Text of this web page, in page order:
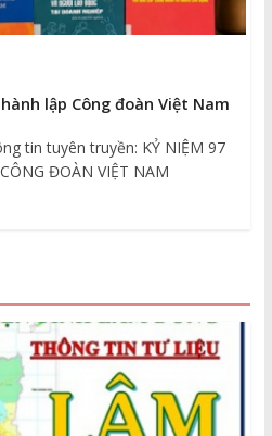
lập Công đoàn Việt Nam
tin tuyên truyền: KỶ NIỆM 97
ĐOÀN VIỆT NAM